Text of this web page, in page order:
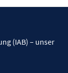
(IAB) – unser